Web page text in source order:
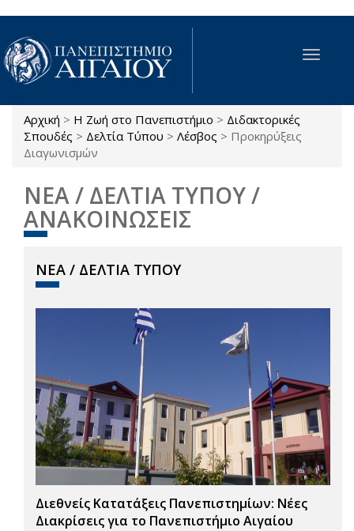
Παράκαμψη προς το κυρίως περιεχόμενο
Toggle
Είστε εδώ
Αρχική > Η Ζωή στο Πανεπιστήμιο > Διδακτορικές
Σπουδές > Δελτία Τύπου > Λέσβος > Προκηρύξεις
Διαγωνισμών
ΝΕΑ / ΔΕΛΤΙΑ ΤΥΠΟΥ /
ΑΝΑΚΟΙΝΩΣΕΙΣ
ΝΕΑ / ΔΕΛΤΙΑ ΤΥΠΟΥ
Διεθνείς Κατατάξεις Πανεπιστημίων: Νέες
Διακρίσεις για το Πανεπιστήμιο Αιγαίου